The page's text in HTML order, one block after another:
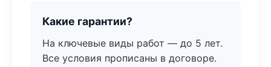
Какие гарантии?
На ключевые виды работ — до 5 лет.
Все условия прописаны в договоре.